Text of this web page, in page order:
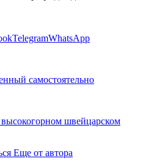
TelegramWhatsApp
самостоятельно
швейцарском
Еще от автора